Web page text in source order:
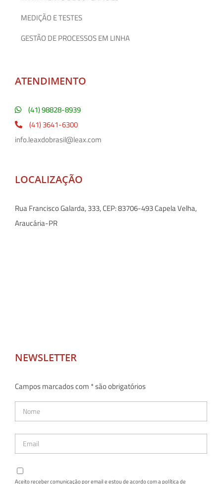
MEDIÇÃO E TESTES
GESTÃO DE PROCESSOS EM LINHA
ATENDIMENTO
(41) 98828-8939
(41) 3641-6300
info.leaxdobrasil@leax.com
LOCALIZAÇÃO
Rua Francisco Galarda, 333, CEP: 83706-493 Capela Velha,
Araucária-PR
NEWSLETTER
Campos marcados com * são obrigatórios
Aceito receber comunicação por email e estou de acordo com a política de